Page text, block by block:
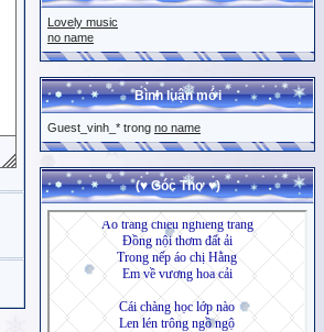
Lovely music
no name
Bình luận mới
Guest_vinh_* trong no name
(♥ Góc Thơ ♥)